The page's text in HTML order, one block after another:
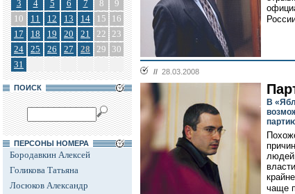
3
4 5 6 7 8
9
10
11 12 13 14 15
16
17
18 19 20 21 22 23
24
25 26 27 28 29
30
31
ПОИСК
ПЕРСОНЫ НОМЕРА
Бородавкин Алексей
Голикова Татьяна
Лосюков Александр
// 28.03.2008
В
чаще